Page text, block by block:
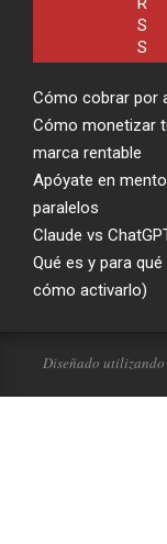
Cómo cobrar por
Cómo monetizar
marca rentable
Apóyate en
paralelos
Claude vs
Qué es y para
cómo activarlo)
Diseñado utilizando